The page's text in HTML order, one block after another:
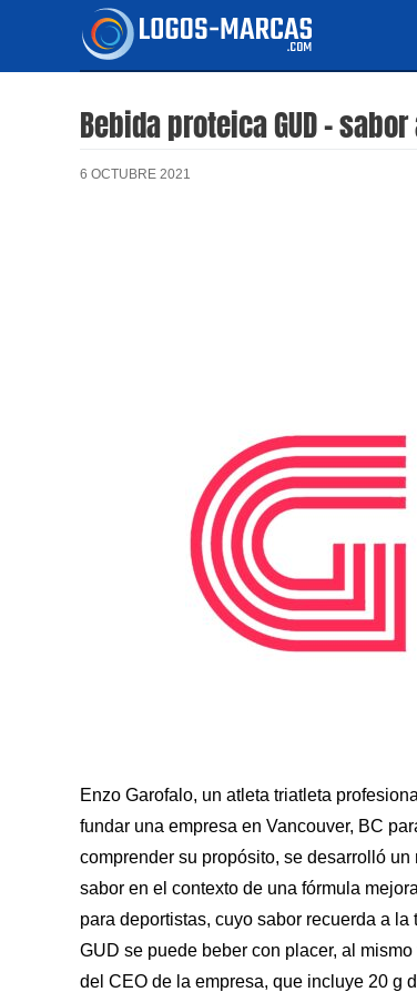
contenido
Bebida proteica GUD –
6 OCTUBRE 2021
Enzo Garofalo, un atleta triatleta
fundar una empresa en Vancouver, BC
comprender su propósito, se desarrolló
sabor en el contexto de una fórmula
para deportistas, cuyo sabor recuerda a
GUD se puede beber con placer, al
del CEO de la empresa, que incluye 20 g